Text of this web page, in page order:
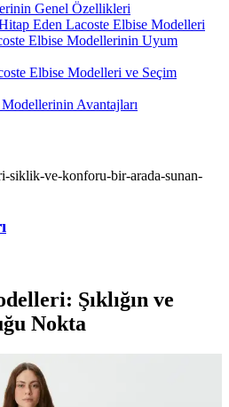
Genel Özellikleri
Eden Lacoste Elbise Modelleri
Elbise Modellerinin Uyum
Elbise Modelleri ve Seçim
Avantajları
siklik-ve-konforu-bir-arada-sunan-
Şıklığın ve
Nokta